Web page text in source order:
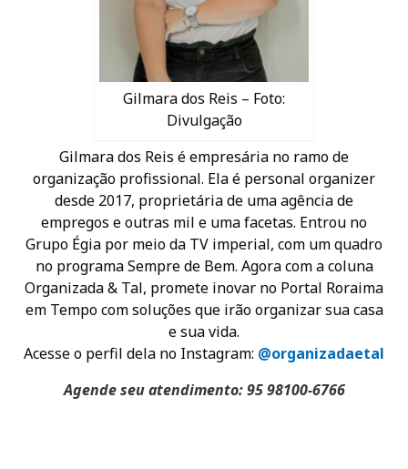
Gilmara dos Reis – Foto:
Divulgação
Gilmara dos Reis é empresária no ramo de
organização profissional. Ela é personal organizer
desde 2017, proprietária de uma agência de
empregos e outras mil e uma facetas. Entrou no
Grupo Égia por meio da TV imperial, com um quadro
no programa Sempre de Bem. Agora com a coluna
Organizada & Tal, promete inovar no Portal Roraima
em Tempo com soluções que irão organizar sua casa
e sua vida.
Acesse o perfil dela no Instagram: @organizadaetal
Agende seu atendimento: 95 98100-6766